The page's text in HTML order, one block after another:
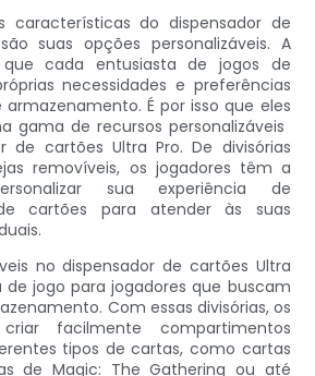
características do dispensador de
suas opções personalizáveis. A
que cada entusiasta de jogos de
necessidades e preferências
É por isso que eles
gama de recursos personalizáveis
de cartões Ultra Pro. De divisórias
removíveis, os jogadores têm a
sua experiência de
cartões para atender às suas
​​no dispensador de cartões Ultra
de jogo para jogadores que buscam
Com essas divisórias, os
facilmente compartimentos
tipos de cartas, como cartas
de Magic: The Gathering ou até